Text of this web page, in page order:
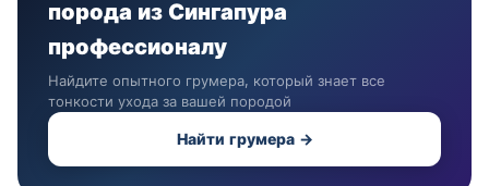
порода из Сингапура
профессионалу
Найдите опытного грумера, который знает все
тонкости ухода за вашей породой
Найти грумера →